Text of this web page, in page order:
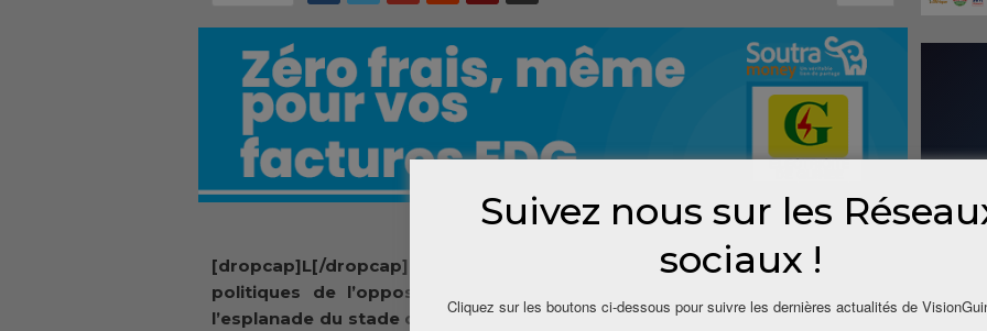
[dropcap]L[/dropcap]e mercredi 7 janvier 2015, à l’appel des partis
politiques de l’opposition, plusieurs milliers de militants ont déferlé à
l’esplanade du stade du 28 septembre. A l’issue de la rencontre, des heurts
Suivez nous sur les
sociaux !
Cliquez sur les boutons ci-dessous pour suivre les dernières actualités de